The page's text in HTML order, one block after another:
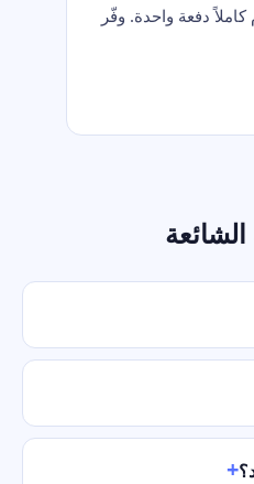
دفعة واحدة. وفّر
الشائعة